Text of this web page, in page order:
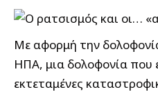
Με αφορμή την
ΗΠΑ, μια δολοφονία που
εκτεταμένες